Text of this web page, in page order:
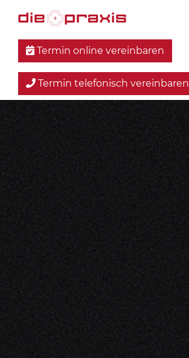
Termin online vereinbaren
Termin telefonisch vereinbaren